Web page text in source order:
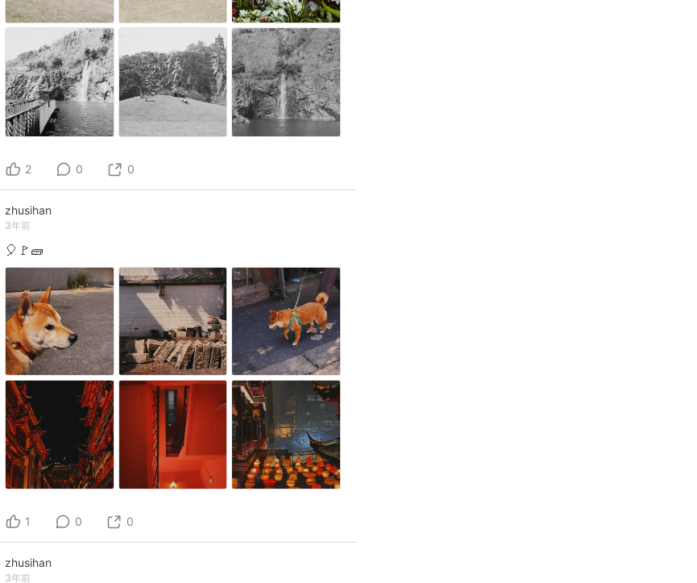
2 0 0
zhusihan
3年前
🎈🚩🧱
1 0 0
zhusihan
3年前